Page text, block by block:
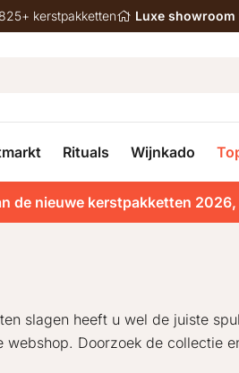
825+ kerstpakketten Luxe showroom
Rituals Wijnkado
de nieuwe kerstpakketten
slagen heeft u wel de juiste
Doorzoek de collectie